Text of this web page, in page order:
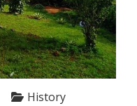
History